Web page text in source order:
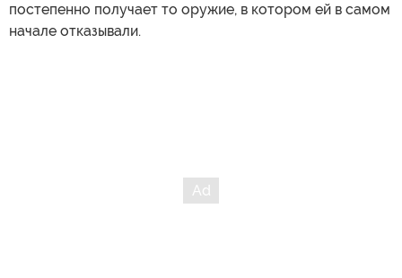
постепенно получает то оружие, в котором ей в самом
начале отказывали.